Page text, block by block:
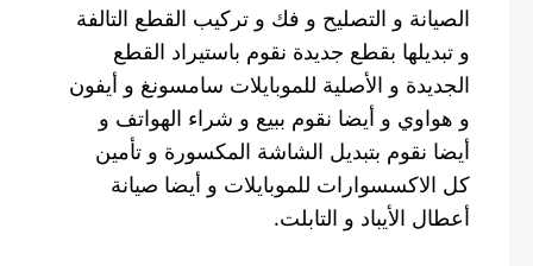
الصيانة و التصليح و فك و تركيب القطع التالفة
و تبديلها بقطع جديدة نقوم باستيراد القطع
الجديدة و الأصلية للموبايلات سامسونغ و أيفون
و هواوي و أيضا نقوم ببيع و شراء الهواتف و
أيضا نقوم بتبديل الشاشة المكسورة و تأمين
كل الاكسسوارات للموبايلات و أيضا صيانة
أعطال الأيباد و التابلت.